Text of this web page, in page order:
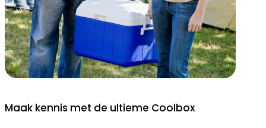
Maak kennis met de ultieme Coolbox